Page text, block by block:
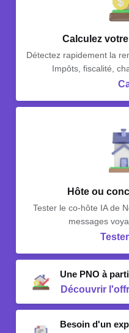
Calculez
Détectez rapidement la
Impôts, fiscalité,
Hôte ou
Tester le co-hôte IA de
messages
Une PNO à
Découvrir
Besoin d'un